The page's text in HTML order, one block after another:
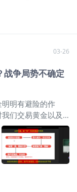
落，基金的向上凸
$1.5倍做多短期
指数主连
低点，凸性
03-26
战争局势不确定
明有避险的作
们交易黄金以及
以参考。今天甘
一些笔记： 海湾
降低，这是因为
原油主连